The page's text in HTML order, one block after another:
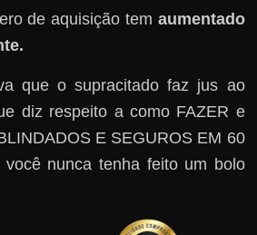
de aquisição tem aumentado
que o supracitado faz jus ao
diz respeito a como FAZER e
E SEGUROS EM 60
você nunca tenha feito um bolo